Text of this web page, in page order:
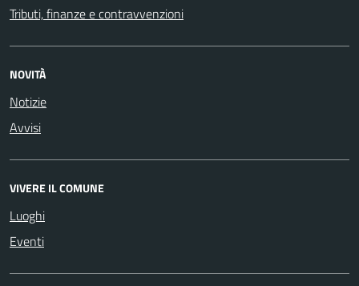
Tributi, finanze e contravvenzioni
NOVITÀ
Notizie
Avvisi
VIVERE IL COMUNE
Luoghi
Eventi